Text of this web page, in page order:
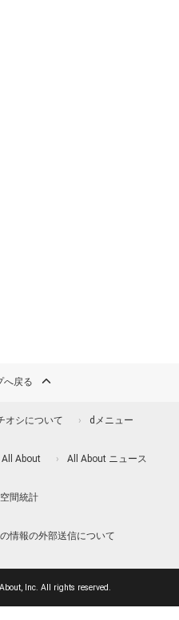
へ戻る
オシについて dメニュー
All About All About ニュース
間統計
情報の外部送信について
Inc. All rights reserved.